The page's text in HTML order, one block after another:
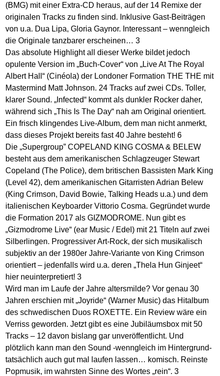
(BMG) mit einer Extra-CD heraus, auf der 14 Remixe der
originalen Tracks zu finden sind. Inklusive Gast-Beiträgen
von u.a. Dua Lipa, Gloria Gaynor. Interessant – wenngleich
die Originale tanzbarer erscheinen… 3
Das absolute Highlight all dieser Werke bildet jedoch
opulente Version im „Buch-Cover“ von „Live At The Royal
Albert Hall“ (Cinéola) der Londoner Formation THE THE mit
Mastermind Matt Johnson. 24 Tracks auf zwei CDs. Toller,
klarer Sound. „Infected“ kommt als dunkler Rocker daher,
während sich „This Is The Day“ nah am Original orientiert.
Ein frisch klingendes Live-Album, dem man nicht anmerkt,
dass dieses Projekt bereits fast 40 Jahre besteht! 6
Die „Supergroup” COPELAND KING COSMA & BELEW
besteht aus dem amerikanischen Schlagzeuger Stewart
Copeland (The Police), dem britischen Bassisten Mark King
(Level 42), dem amerikanischen Gitarristen Adrian Belew
(King Crimson, David Bowie, Talking Heads u.a.) und dem
italienischen Keyboarder Vittorio Cosma. Gegründet wurde
die Formation 2017 als GIZMODROME. Nun gibt es
„Gizmodrome Live“ (ear Music / Edel) mit 21 Titeln auf zwei
Silberlingen. Progressiver Art-Rock, der sich musikalisch
subjektiv an der 1980er Jahre-Variante von King Crimson
orientiert – jedenfalls wird u.a. deren „Thela Hun Ginjeet“
hier neuinterpretiert! 3
Wird man im Laufe der Jahre altersmilde? Vor genau 30
Jahren erschien mit „Joyride“ (Warner Music) das Hitalbum
des schwedischen Duos ROXETTE. Ein Review wäre ein
Verriss geworden. Jetzt gibt es eine Jubiläumsbox mit 50
Tracks – 12 davon bislang gar unveröffentlicht. Und
plötzlich kann man den Sound -wenngleich im Hintergrund-
tatsächlich auch gut mal laufen lassen… komisch. Reinste
Popmusik, im wahrsten Sinne des Wortes „rein“. 3